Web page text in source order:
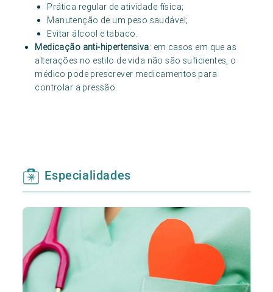
Prática regular de atividade física;
Manutenção de um peso saudável;
Evitar álcool e tabaco.
Medicação anti-hipertensiva: em casos em que as
alterações no estilo de vida não são suficientes, o
médico pode prescrever medicamentos para
controlar a pressão.
Especialidades